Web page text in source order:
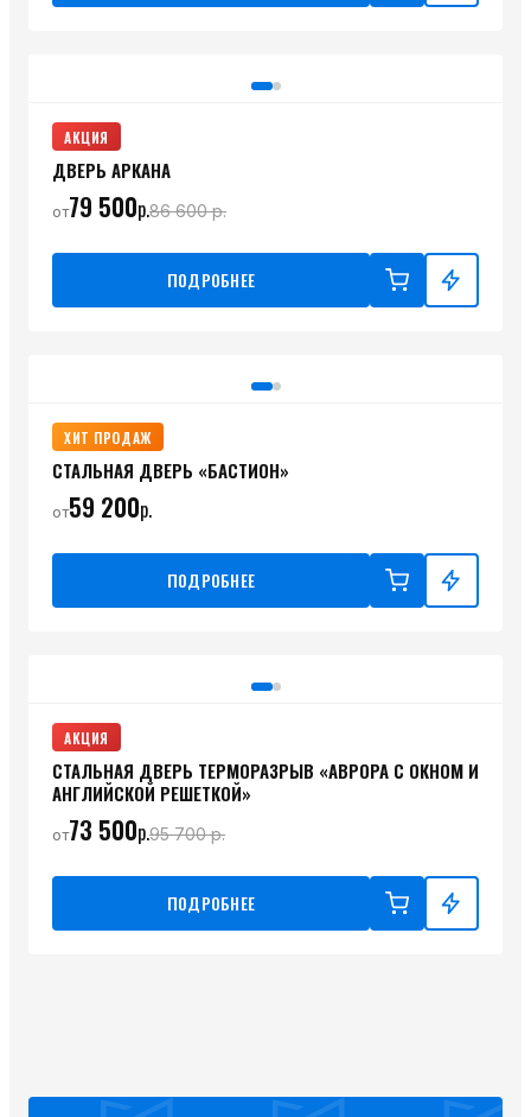
АКЦИЯ
ДВЕРЬ АРКАНА
от79 500р.86 600р.
ПОДРОБНЕЕ
ХИТ ПРОДАЖ
СТАЛЬНАЯ ДВЕРЬ «БАСТИОН»
от59 200р.
ПОДРОБНЕЕ
АКЦИЯ
СТАЛЬНАЯ ДВЕРЬ ТЕРМОРАЗРЫВ «АВРОРА С ОКНОМ И
АНГЛИЙСКОЙ РЕШЕТКОЙ»
от73 500р.95 700р.
ПОДРОБНЕЕ